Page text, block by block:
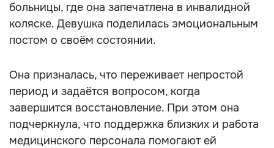
больницы, где она запечатлена в инвалидной
коляске. Девушка поделилась эмоциональным
постом о своём состоянии.
Она призналась, что переживает непростой
период и задаётся вопросом, когда
завершится восстановление. При этом она
подчеркнула, что поддержка близких и работа
медицинского персонала помогают ей